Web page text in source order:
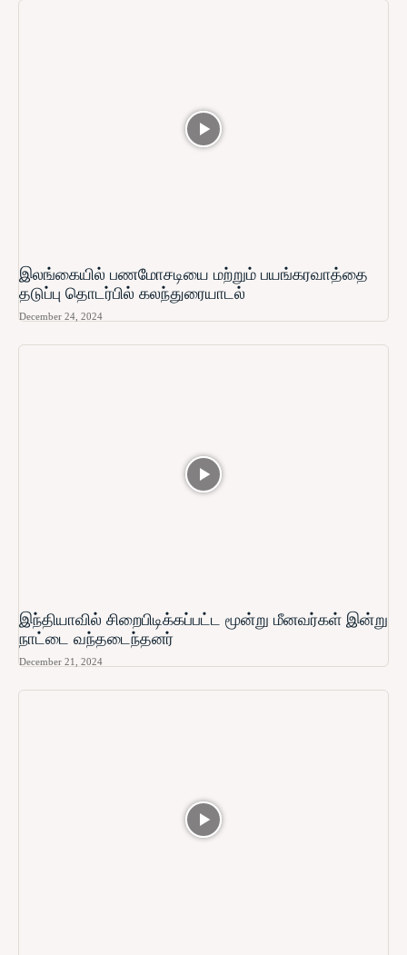
இலங்கையில் பணமோசடியை மற்றும் பயங்கரவாத்தை
தடுப்பு தொடர்பில் கலந்துரையாடல்
December 24, 2024
இந்தியாவில் சிறைபிடிக்கப்பட்ட மூன்று மீனவர்கள் இன்று
நாட்டை வந்தடைந்தனர்
December 21, 2024